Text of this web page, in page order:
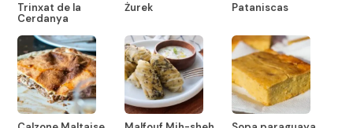
Trinxat de la
Cerdanya
Żurek Pataniscas